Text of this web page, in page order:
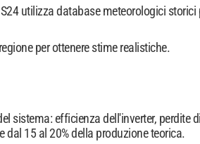
utilizza database meteorologici storici
per ottenere stime realistiche.
sistema: efficienza dell'inverter, perdite
15 al 20% della produzione teorica.